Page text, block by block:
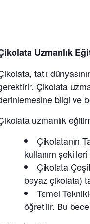
Uzmanlık
tatlı
Çikolata
bilgi ve
uzmanlık
Çikolatanın
kullanım
Çikolata
beyaz çikolata)
Temel
öğretilir. Bu